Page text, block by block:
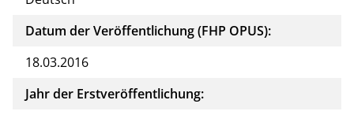
Datum der Veröffentlichung (FHP OPUS):
18.03.2016
Jahr der Erstveröffentlichung: